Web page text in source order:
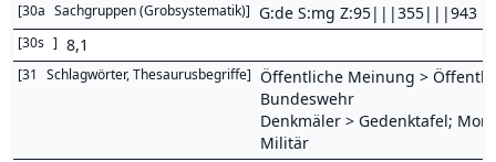
[30a Sachgruppen (Grobsystematik)] G:de S:mg Z:95|||355|||943
[30s ] 8,1
[31 Schlagwörter, Thesaurusbegriffe] Öffentliche Meinung >
Bundeswehr
Denkmäler > Gedenktafel;
Militär